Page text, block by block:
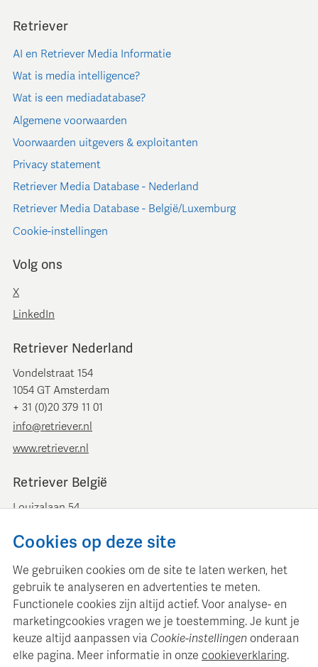
Retriever
AI en Retriever Media Informatie
Wat is media intelligence?
Wat is een mediadatabase?
Algemene voorwaarden
Voorwaarden uitgevers & exploitanten
Privacy statement
Retriever Media Database - Nederland
Retriever Media Database - België/Luxemburg
Cookie-instellingen
Volg ons
X
LinkedIn
Retriever Nederland
Vondelstraat 154
1054 GT Amsterdam
+ 31 (0)20 379 11 01
info@retriever.nl
www.retriever.nl
Retriever België
Louizalaan 54
+ 32 (0)2 893 00 52
www.retrievermedia.be
Cookies op deze site
We gebruiken cookies om de site te laten werken, het
gebruik te analyseren en advertenties te meten.
Functionele cookies zijn altijd actief. Voor analyse- en
marketingcookies vragen we je toestemming. Je kunt je
keuze altijd aanpassen via Cookie-instellingen onderaan
elke pagina. Meer informatie in onze cookieverklaring.